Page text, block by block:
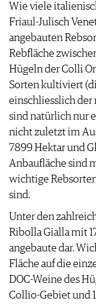
AGB & DATENSCHUTZ
FAQ
Wie viele
Friaul-Julisch
angebauten
Rebfläche
Hügeln der Colli
Sorten kultiviert
einschliesslich der
sind natürlich nur
nicht zuletzt im
7899 Hektar und
Anbaufläche sind
wichtige
sind.
Unter den
Ribolla Gialla mit
angebaute dar.
Fläche auf die
DOC-Weine des
Collio-Gebiet und